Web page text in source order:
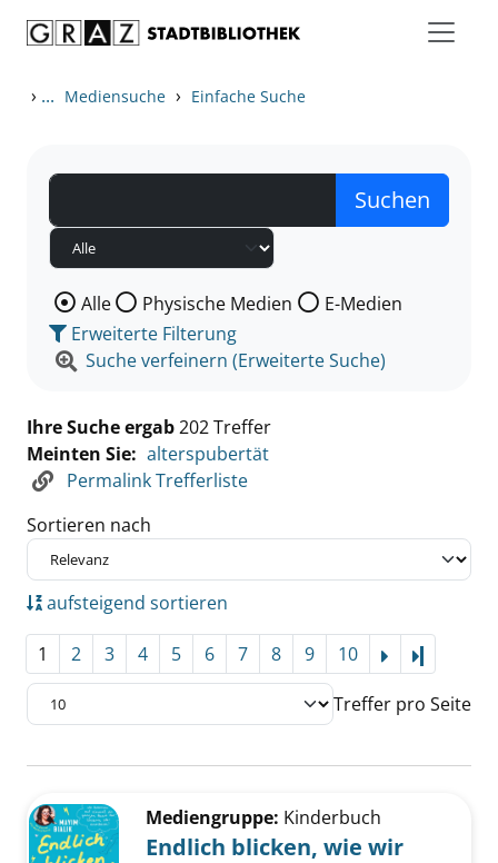
› ... Mediensuche › Einfache Suche
Wählen Sie die Medienart nach der Sie suchen wollen.
Alle Physische Medien
E-Medien
Erweiterte Filterung
Suche verfeinern (Erweiterte Suche)
Ihre Suche ergab202 Treffer
Meinten Sie: alterspubertät
Permalink Trefferliste
Sortieren nach
aufsteigend sortieren
1 2 3 4 5 6 7 8 9 10
Treffer pro Seite
Zu den Suchfiltern springen
Mediengruppe: Kinderbuch
Endlich blicken, wie wir